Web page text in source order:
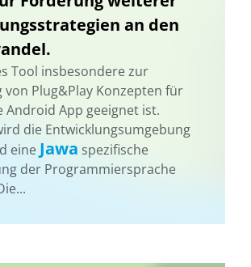
an den
Tool insbesondere zur
von Plug&Play Konzepten für
Android App geeignet ist.
die Entwicklungsumgebung
eine Jawa spezifische
der Programmiersprache